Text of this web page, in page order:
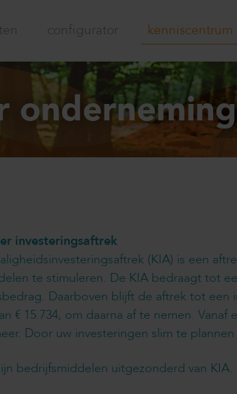
configurator kenniscentrum
investeringsaftrek
(KIA) is een
te stimuleren. De KIA bedraagt tot
Daarboven blijft de aftrek tot een
€ 15.734, om daarna af te nemen.
Door uw investeringen slim te
bedrijfsmiddelen uitgezonderd van KIA.